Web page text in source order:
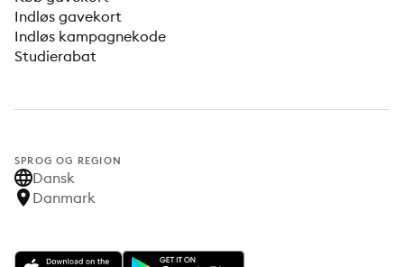
Indløs gavekort
Indløs kampagnekode
Studierabat
SPROG OG REGION
Dansk
Danmark